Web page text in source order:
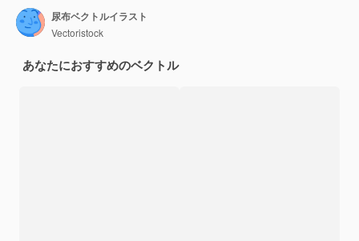
尿布ベクトルイラスト
Vectoristock
あなたにおすすめのベクトル